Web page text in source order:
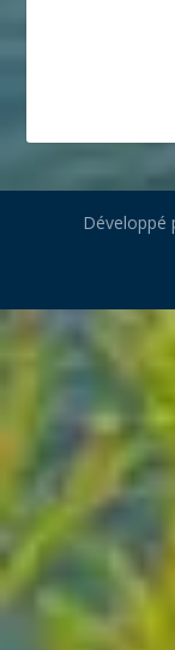
Développé